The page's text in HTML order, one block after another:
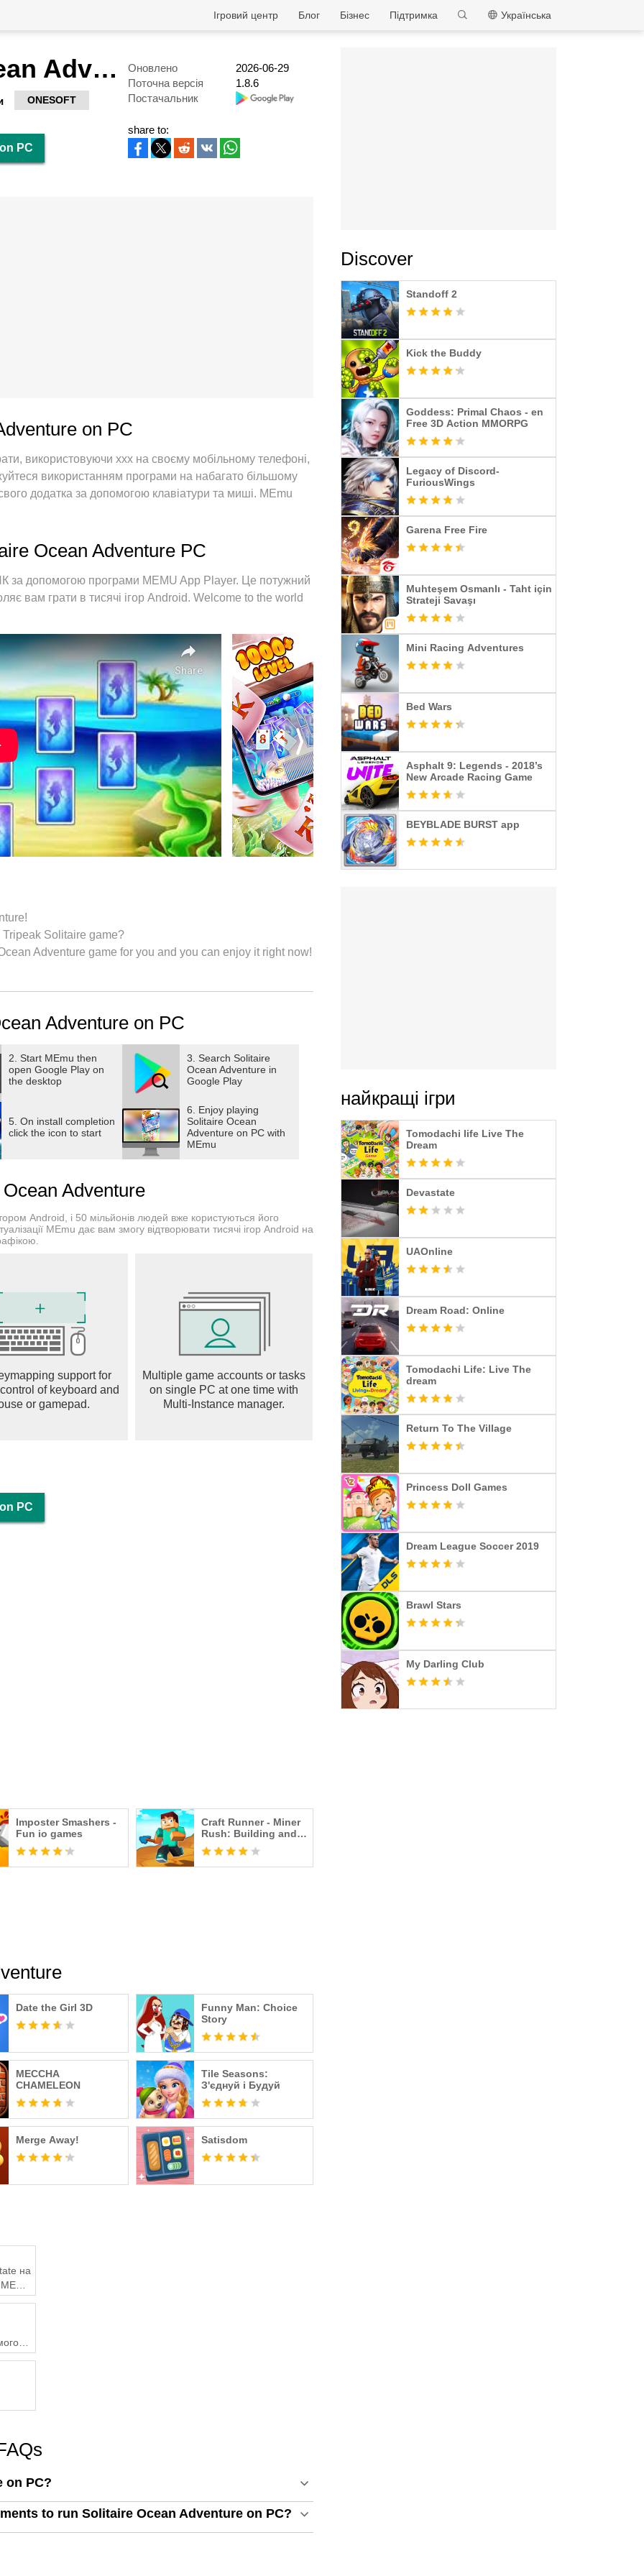
MEmu
Українська
Підтримка
Бізнес
Блог
Ігровий центр
Solitaire Ocean Adventure
ONESOFT
Оновлено
2026-06-29
Поточна версія
1.8.6
Постачальник
PC
share to:
on PC
використовуючи ххх на своєму мобільному телефоні,
використанням програми на набагато більшому
додатка за допомогою клавіатури та миші. MEmu
швидка установка та просте налаштування,
вибір використання Solitaire Ocean Adventure на
І найголовніше, наш ексклюзивний емуляційний
ПК, зробити все гладким і приємним.
Ocean Adventure PC
за допомогою програми MEMU App Player. Це потужний
вам грати в тисячі ігор Android. Welcome to the world
Solitaire game?
Adventure game for you and you can enjoy it right now!
- New bonuses everyday!
or compete against yourself.
card game, but also enjoy the ocean adventure world!
and become a hero of the ocean world right now!
level
your exciting adventure with Solitaire Ocean Adventure
Adventure on PC
2. Start MEmu then
open Google Play on
the desktop
3. Search Solitaire
Ocean Adventure in
Google Play
5. On install completion
click the icon to start
6. Enjoy playing
Solitaire Ocean
Adventure on PC with
MEmu
Adventure
Android, і 50 мільйонів людей вже користуються його
MEmu дає вам змогу відтворювати тисячі ігор Android на
support for
of keyboard and
or gamepad.
Multiple game accounts or tasks
on single PC at one time with
Multi-Instance manager.
PC
Imposter Smashers -
Fun io games
Craft Runner - Miner
Rush: Building and
Crafting
Date the Girl 3D
Funny Man: Choice
Story
MECCHA
CHAMELEON
Tile Seasons:
З'єднуй і Будуй
Merge Away! Satisdom
на
on PC?
to run Solitaire Ocean Adventure on PC?
Discover
Standoff 2
Kick the Buddy
Goddess: Primal Chaos - en
Free 3D Action MMORPG
Legacy of Discord-
FuriousWings
Garena Free Fire
Muhteşem Osmanlı - Taht için
Strateji Savaşı
Mini Racing Adventures
Bed Wars
Asphalt 9: Legends - 2018’s
New Arcade Racing Game
BEYBLADE BURST app
найкращі ігри
Tomodachi life Live The
Dream
Devastate
UAOnline
Dream Road: Online
Tomodachi Life: Live The
dream
Return To The Village
Princess Doll Games
Dream League Soccer 2019
Brawl Stars
My Darling Club